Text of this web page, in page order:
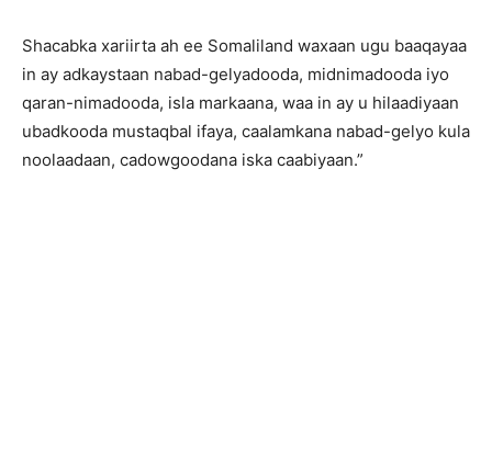
Shacabka xariirta ah ee Somaliland waxaan ugu baaqayaa
in ay adkaystaan nabad-gelyadooda, midnimadooda iyo
qaran-nimadooda, isla markaana, waa in ay u hilaadiyaan
ubadkooda mustaqbal ifaya, caalamkana nabad-gelyo kula
noolaadaan, cadowgoodana iska caabiyaan.”